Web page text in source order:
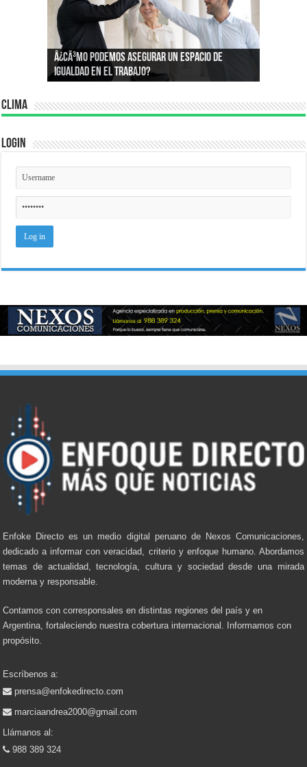
Â¿CÃ³mo podemos asegurar un espacio de
igualdad en el trabajo?
Â¿Por quÃ© compramos lo que compramos?:
Conoce la psicologÃ­a que define nuestros
consumos
Clima
Login
Enfoke Directo es un medio digital peruano de Nexos Comunicaciones,
dedicado a informar con veracidad, criterio y enfoque humano. Abordamos
temas de actualidad, tecnología, cultura y sociedad desde una mirada
moderna y responsable.
Contamos con corresponsales en distintas regiones del país y en
Argentina, fortaleciendo nuestra cobertura internacional. Informamos con
propósito.
Escríbenos a:
prensa@enfokedirecto.com
marciaandrea2000@gmail.com
Llámanos al:
988 389 324